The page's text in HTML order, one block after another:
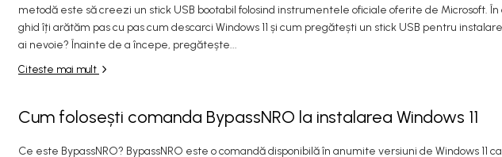
metodă este să creezi un stick USB bootabil folosind instrumentele oficiale oferite de Microsoft. În
ghid îți arătăm pas cu pas cum descarci Windows 11 și cum pregătești un stick USB pentru
ai nevoie? Înainte de a începe, pregătește...
Citeste mai mult
Cum folosești comanda BypassNRO la instalarea Windows 11
Ce este BypassNRO? BypassNRO este o comandă disponibilă în anumite versiuni de Windows 11